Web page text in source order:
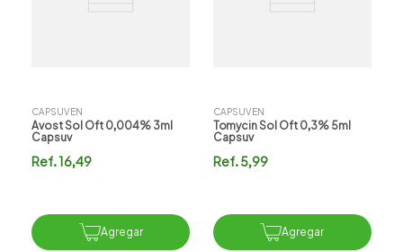
CAPSUVEN
Avost Sol Oft 0,004% 3ml
Capsuv
Ref.16,49
Agregar
CAPSUVEN
Tomycin Sol Oft 0,3% 5ml
Capsuv
Ref.5,99
Agregar